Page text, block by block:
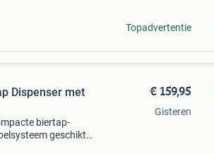
Topadvertentie
Dispenser met
biertap-
geschikt
€ 159,95
Gisteren